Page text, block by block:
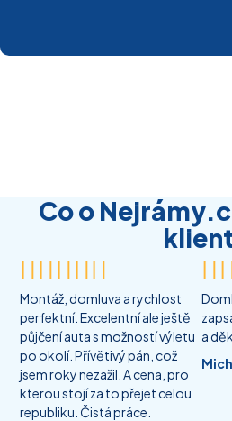
Co o

Montáž, domluva a rychlost
perfektní. Excelentní ale ještě
půjčení auta s možností výletu
po okolí. Přívětivý pán, což
jsem roky nezažil. A cena, pro
kterou stojí za to přejet celou
republiku. Čistá práce.

a